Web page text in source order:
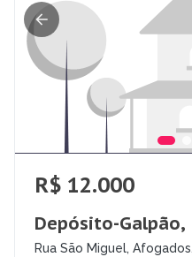
R$ 12.000
Depósito-Galpão,
Rua São Miguel,